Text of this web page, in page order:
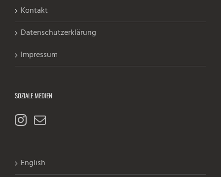
Kontakt
Datenschutzerklärung
Impressum
SOZIALE MEDIEN
English